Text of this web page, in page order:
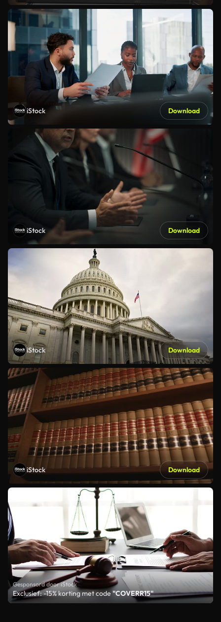
iStock Download
iStock Download
iStock Download
iStock Download
Gesponsord door iStock
Exclusief: -15% korting met code "COVERR15"